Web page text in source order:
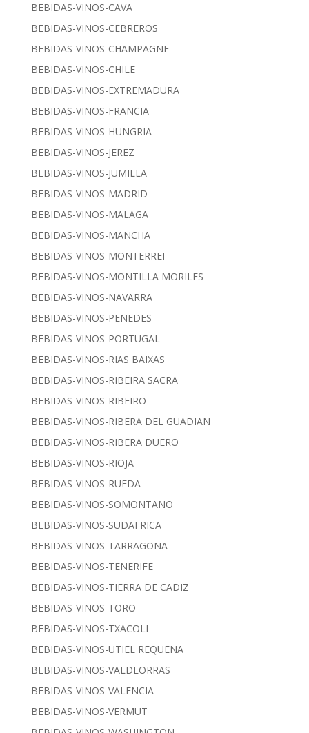
BEBIDAS-VINOS-CAVA
BEBIDAS-VINOS-CEBREROS
BEBIDAS-VINOS-CHAMPAGNE
BEBIDAS-VINOS-CHILE
BEBIDAS-VINOS-EXTREMADURA
BEBIDAS-VINOS-FRANCIA
BEBIDAS-VINOS-HUNGRIA
BEBIDAS-VINOS-JEREZ
BEBIDAS-VINOS-JUMILLA
BEBIDAS-VINOS-MADRID
BEBIDAS-VINOS-MALAGA
BEBIDAS-VINOS-MANCHA
BEBIDAS-VINOS-MONTERREI
BEBIDAS-VINOS-MONTILLA MORILES
BEBIDAS-VINOS-NAVARRA
BEBIDAS-VINOS-PENEDES
BEBIDAS-VINOS-PORTUGAL
BEBIDAS-VINOS-RIAS BAIXAS
BEBIDAS-VINOS-RIBEIRA SACRA
BEBIDAS-VINOS-RIBEIRO
BEBIDAS-VINOS-RIBERA DEL GUADIAN
BEBIDAS-VINOS-RIBERA DUERO
BEBIDAS-VINOS-RIOJA
BEBIDAS-VINOS-RUEDA
BEBIDAS-VINOS-SOMONTANO
BEBIDAS-VINOS-SUDAFRICA
BEBIDAS-VINOS-TARRAGONA
BEBIDAS-VINOS-TENERIFE
BEBIDAS-VINOS-TIERRA DE CADIZ
BEBIDAS-VINOS-TORO
BEBIDAS-VINOS-TXACOLI
BEBIDAS-VINOS-UTIEL REQUENA
BEBIDAS-VINOS-VALDEORRAS
BEBIDAS-VINOS-VALENCIA
BEBIDAS-VINOS-VERMUT